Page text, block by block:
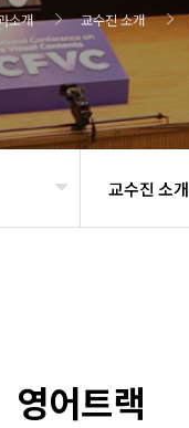
소개 교수진 소개
교수진 소개
영어트랙